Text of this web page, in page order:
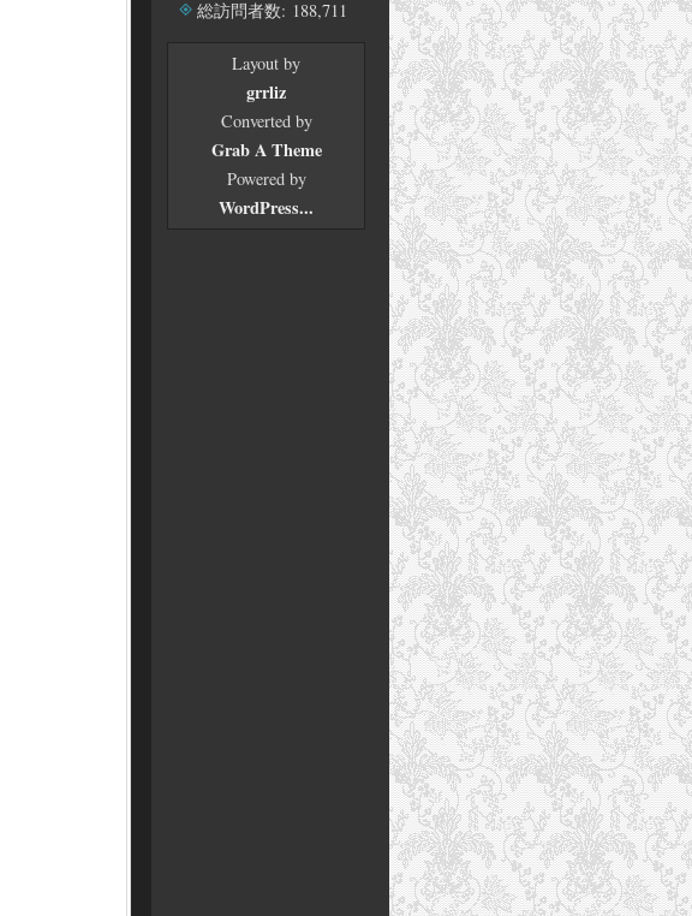
ブ 総訪問者数: 188,711
Layout by
grrliz
Converted by
Grab A Theme
Powered by
WordPress...